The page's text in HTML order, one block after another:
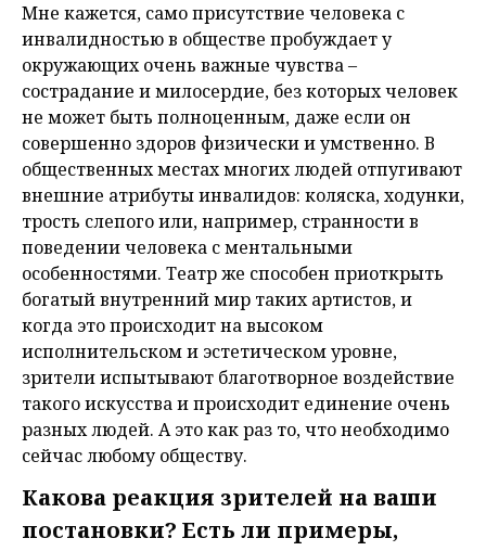
Мне кажется, само присутствие человека с
инвалидностью в обществе пробуждает у
окружающих очень важные чувства –
сострадание и милосердие, без которых человек
не может быть полноценным, даже если он
совершенно здоров физически и умственно. В
общественных местах многих людей отпугивают
внешние атрибуты инвалидов: коляска, ходунки,
трость слепого или, например, странности в
поведении человека с ментальными
особенностями. Театр же способен приоткрыть
богатый внутренний мир таких артистов, и
когда это происходит на высоком
исполнительском и эстетическом уровне,
зрители испытывают благотворное воздействие
такого искусства и происходит единение очень
разных людей. А это как раз то, что необходимо
сейчас любому обществу.
Какова реакция зрителей на ваши
постановки? Есть ли примеры,